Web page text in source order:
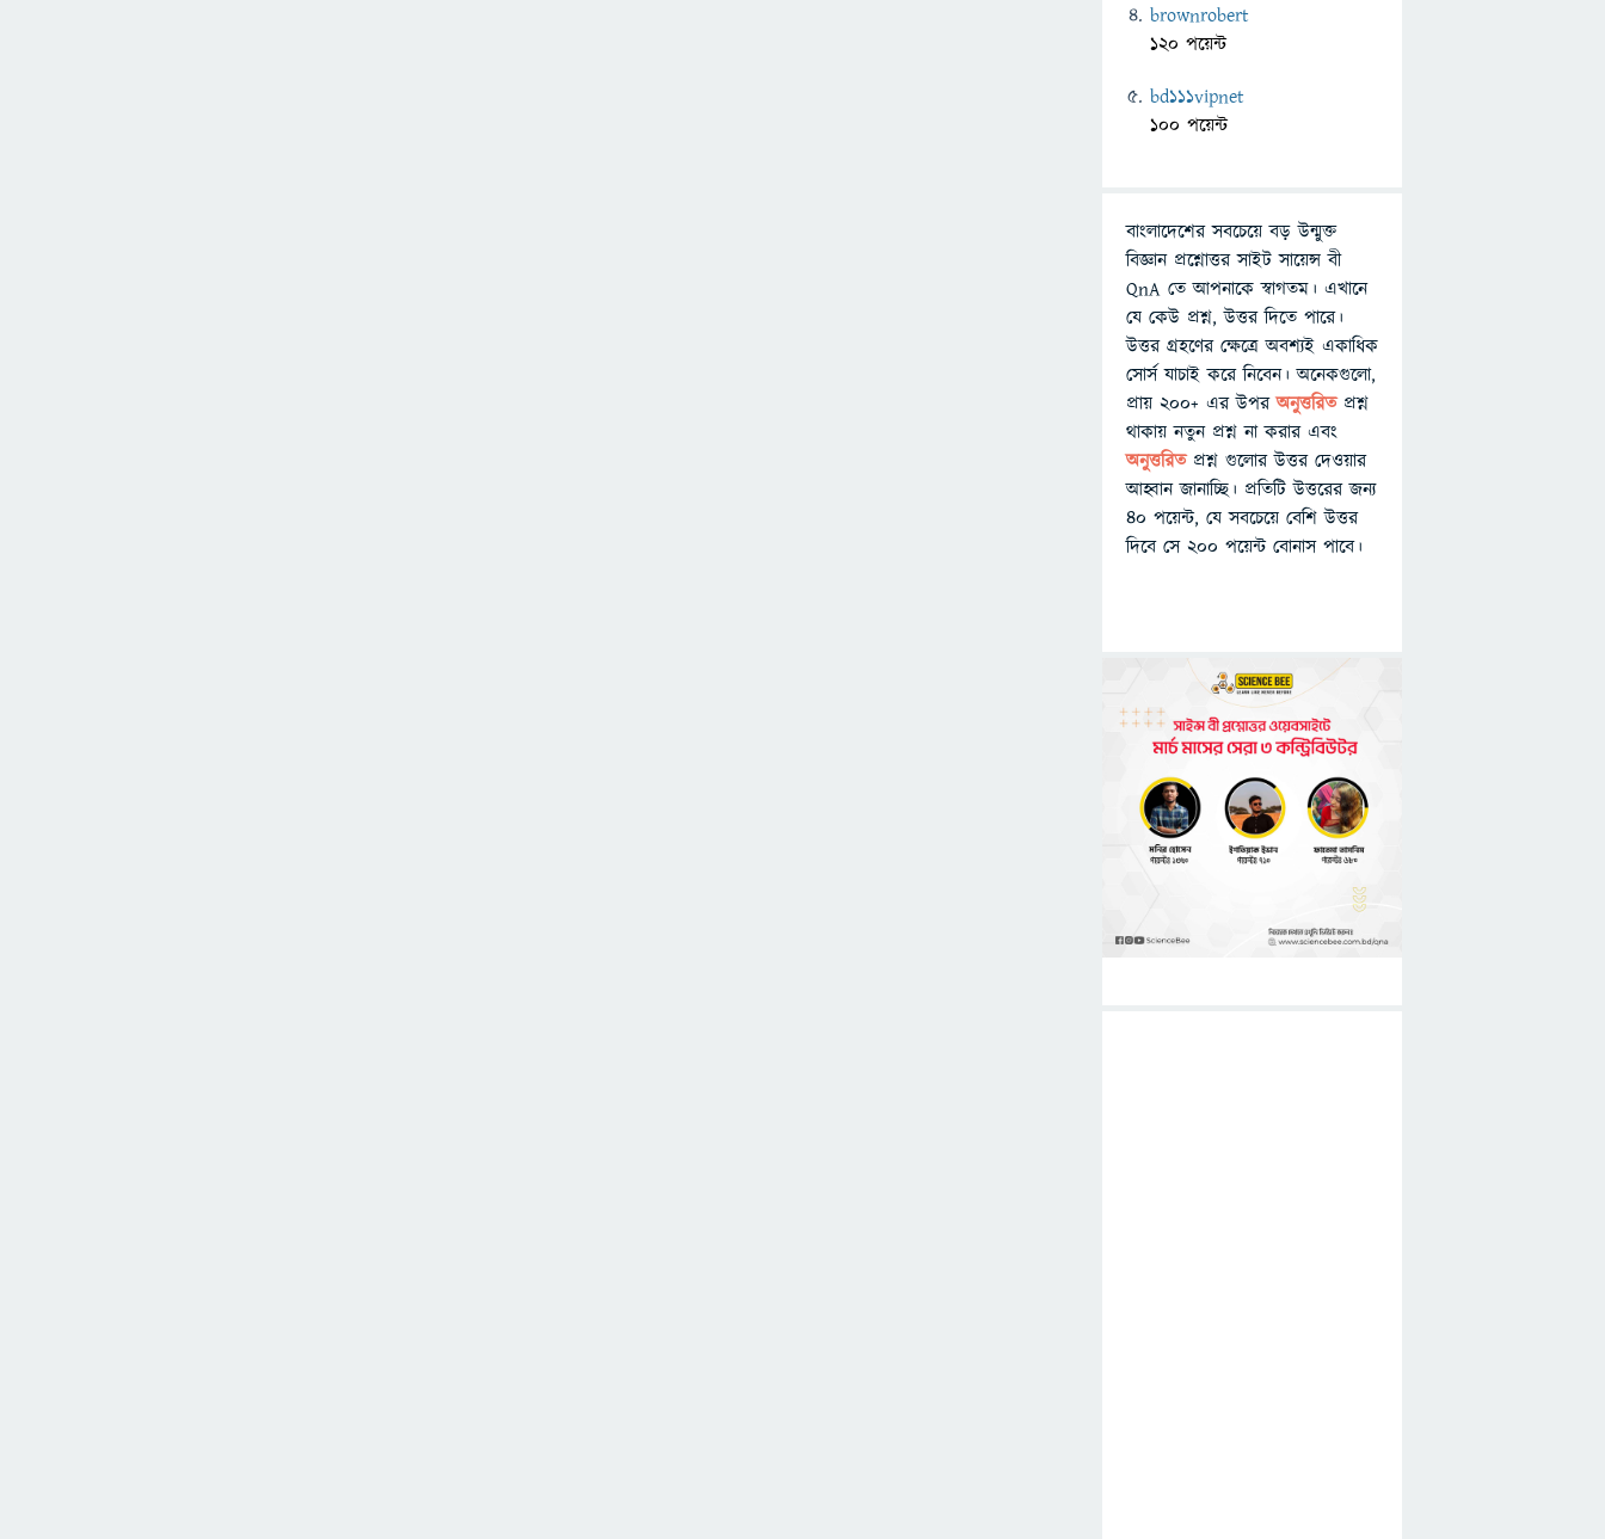
brownrobert
120 পয়েন্ট
bd111vipnet
100 পয়েন্ট
বাংলাদেশের সবচেয়ে বড় উন্মুক্ত
বিজ্ঞান প্রশ্নোত্তর সাইট সায়েন্স বী
QnA তে আপনাকে স্বাগতম। এখানে
যে কেউ প্রশ্ন, উত্তর দিতে পারে।
উত্তর গ্রহণের ক্ষেত্রে অবশ্যই একাধিক
সোর্স যাচাই করে নিবেন। অনেকগুলো,
প্রায় ২০০+ এর উপরঅনুত্তরিতপ্রশ্ন
থাকায় নতুন প্রশ্ন না করার এবং
অনুত্তরিত প্রশ্ন গুলোর উত্তর দেওয়ার
আহ্বান জানাচ্ছি। প্রতিটি উত্তরের জন্য
৪০ পয়েন্ট, যে সবচেয়ে বেশি উত্তর
দিবে সে ২০০ পয়েন্ট বোনাস পাবে।